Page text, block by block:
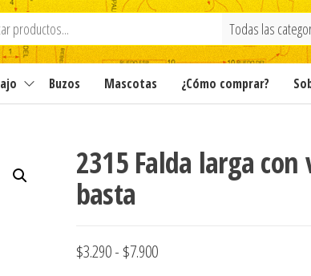
Buzos Mascotas ¿Cómo comprar?
2315 Falda larga con
basta
$3.290- $7.900Rango